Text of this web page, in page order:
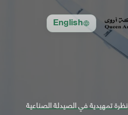
English
نظرة تمهيدية في الصيدلة الصناعية